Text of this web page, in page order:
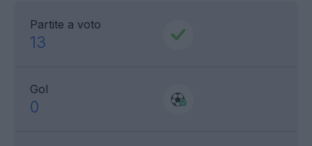
Partite a voto
13
Gol
0